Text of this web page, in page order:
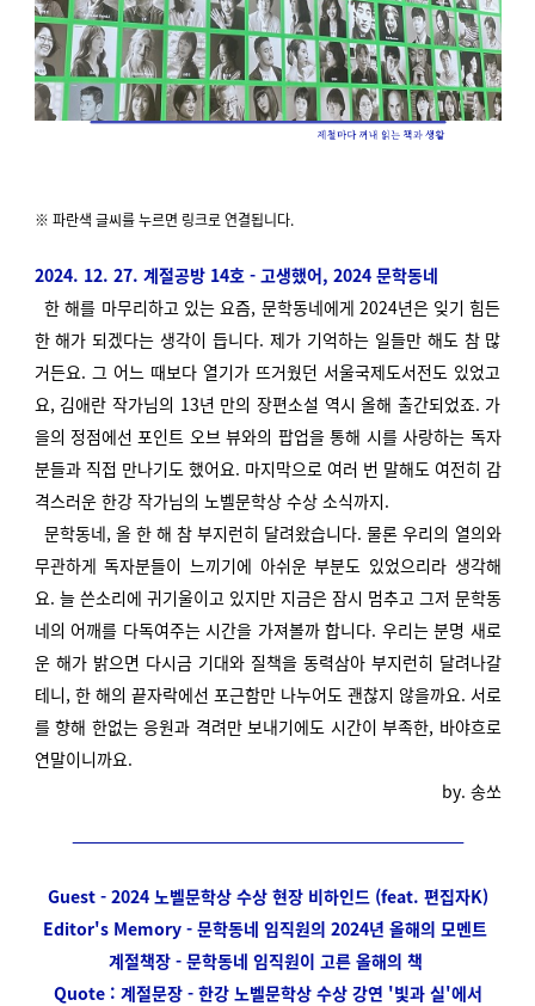
※ 파란색 글씨를 누르면 링크로 연결됩니다.
2024. 12. 27. 계절공방 14호 - 고생했어, 2024 문학동네
한 해를 마무리하고 있는 요즘, 문학동네에게 2024년은 잊기 힘든
한 해가 되겠다는 생각이 듭니다. 제가 기억하는 일들만 해도 참 많
거든요. 그 어느 때보다 열기가 뜨거웠던 서울국제도서전도 있었고
요, 김애란 작가님의 13년 만의 장편소설 역시 올해 출간되었죠. 가
을의 정점에선 포인트 오브 뷰와의 팝업을 통해 시를 사랑하는 독자
분들과 직접 만나기도 했어요. 마지막으로 여러 번 말해도 여전히 감
격스러운 한강 작가님의 노벨문학상 수상 소식까지.
문학동네, 올 한 해 참 부지런히 달려왔습니다. 물론 우리의 열의와
무관하게 독자분들이 느끼기에 아쉬운 부분도 있었으리라 생각해
요. 늘 쓴소리에 귀기울이고 있지만 지금은 잠시 멈추고 그저 문학동
네의 어깨를 다독여주는 시간을 가져볼까 합니다. 우리는 분명 새로
운 해가 밝으면 다시금 기대와 질책을 동력삼아 부지런히 달려나갈
테니, 한 해의 끝자락에선 포근함만 나누어도 괜찮지 않을까요. 서로
를 향해 한없는 응원과 격려만 보내기에도 시간이 부족한, 바야흐로
연말이니까요.
by. 송쏘
Guest - 2024 노벨문학상 수상 현장 비하인드 (feat. 편집자K)
Editor's Memory - 문학동네 임직원의 2024년 올해의 모멘트
계절책장 - 문학동네 임직원이 고른 올해의 책
Quote : 계절문장 - 한강 노벨문학상 수상 강연 '빛과 실'에서